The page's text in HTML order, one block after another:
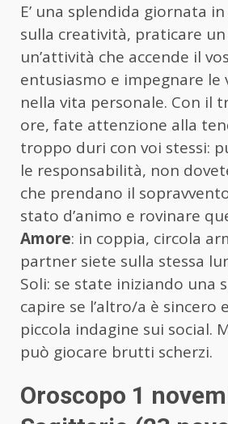
E’ una splendida giornata
sulla creatività, praticare
un’attività che accende il
entusiasmo e impegnare le
nella vita personale. Con il
ore, fate attenzione alla
troppo duri con voi stessi:
le responsabilità, non
che prendano il
stato d’animo e rovinare
Amore: in coppia, circola
partner siete sulla stessa
Soli: se state iniziando una
capire se l’altro/a è sincero
piccola indagine sui social.
può giocare brutti scherzi.
Oroscopo 1